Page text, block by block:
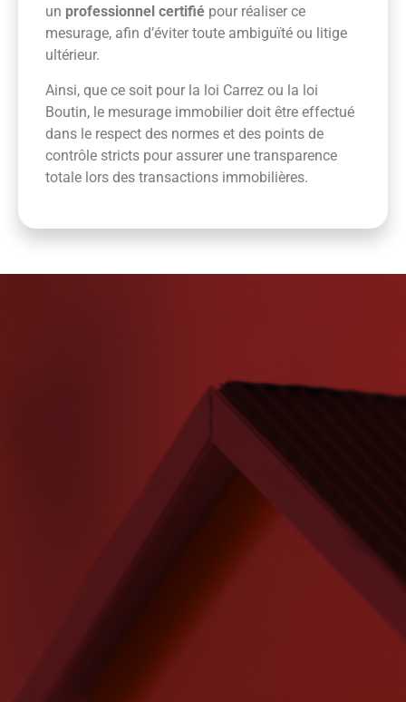
un professionnel certifié pour réaliser ce
mesurage, afin d’éviter toute ambiguïté ou litige
ultérieur.
Ainsi, que ce soit pour la loi Carrez ou la loi
Boutin, le mesurage immobilier doit être effectué
dans le respect des normes et des points de
contrôle stricts pour assurer une transparence
totale lors des transactions immobilières.